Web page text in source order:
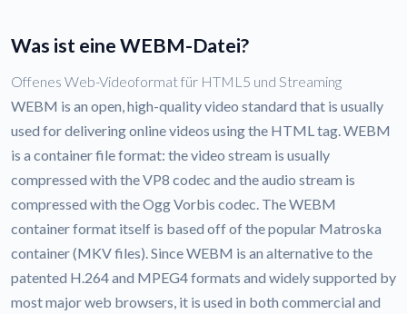
Was ist eine WEBM-Datei?
Offenes Web-Videoformat für HTML5 und Streaming
WEBM is an open, high-quality video standard that is usually
used for delivering online videos using the HTML tag. WEBM
is a container file format: the video stream is usually
compressed with the VP8 codec and the audio stream is
compressed with the Ogg Vorbis codec. The WEBM
container format itself is based off of the popular Matroska
container (MKV files). Since WEBM is an alternative to the
patented H.264 and MPEG4 formats and widely supported by
most major web browsers, it is used in both commercial and